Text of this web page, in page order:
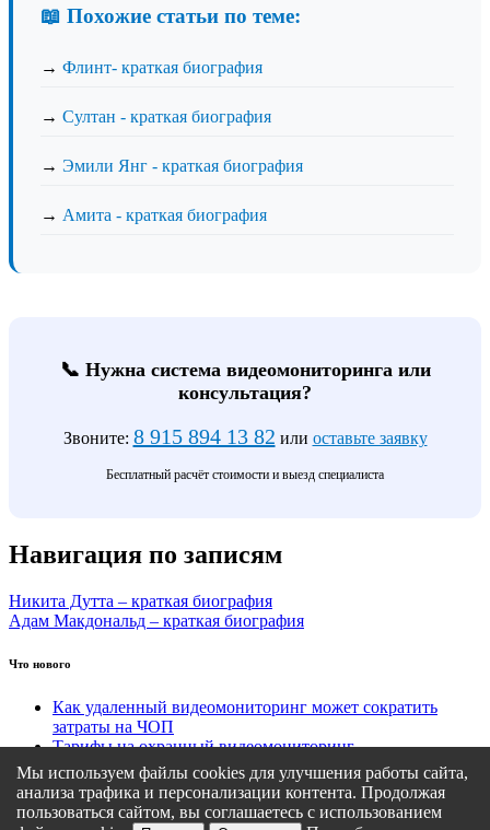
📖 Похожие статьи по теме:
→ Флинт- краткая биография
→ Султан - краткая биография
→ Эмили Янг - краткая биография
→ Амита - краткая биография
📞 Нужна система видеомониторинга или
консультация?
Звоните: 8 915 894 13 82 или оставьте заявку
Бесплатный расчёт стоимости и выезд специалиста
Навигация по записям
Никита Дутта – краткая биография
Адам Макдональд – краткая биография
Что нового
Как удаленный видеомониторинг может сократить
затраты на ЧОП
Тарифы на охранный видеомониторинг
Этапы подключения удаленного видеомониторинга
Кому подходит удаленный видеомониторинг?
Какие задачи решает удаленный видеомониторинг
Мы используем файлы cookies для улучшения работы сайта,
анализа трафика и персонализации контента. Продолжая
пользоваться сайтом, вы соглашаетесь с использованием